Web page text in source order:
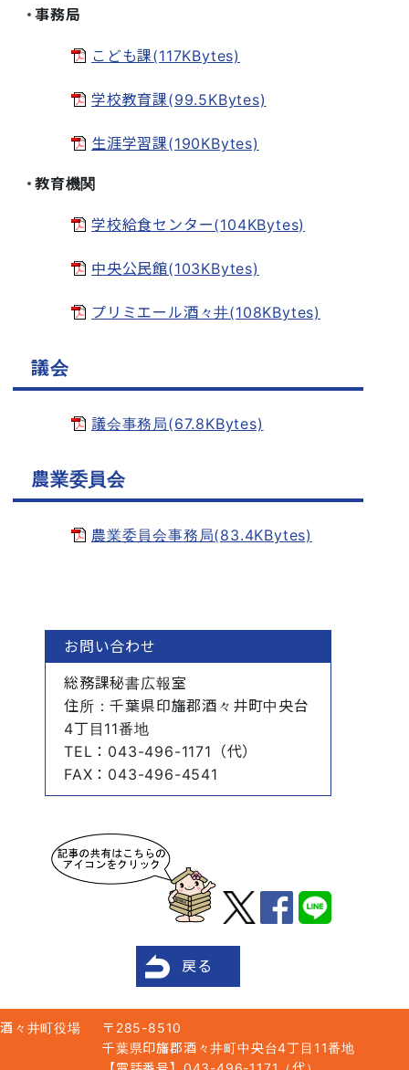
事務局
こども課(117KBytes)
学校教育課(99.5KBytes)
生涯学習課(190KBytes)
教育機関
学校給食センター(104KBytes)
中央公民館(103KBytes)
プリミエール酒々井(108KBytes)
議会
議会事務局(67.8KBytes)
農業委員会
農業委員会事務局(83.4KBytes)
お問い合わせ
総務課秘書広報室
住所 ：千葉県印旛郡酒々井町中央台
4丁目11番地
TEL ：043-496-1171（代）
FAX ：043-496-4541
戻る
酒々井町役場
〒285-8510
千葉県印旛郡酒々井町中央台4丁目11番地